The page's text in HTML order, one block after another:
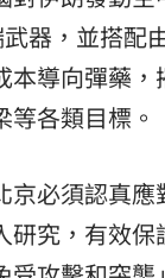
器，並搭配
本導向彈藥
各類目標。
必須認真應
研究，有效